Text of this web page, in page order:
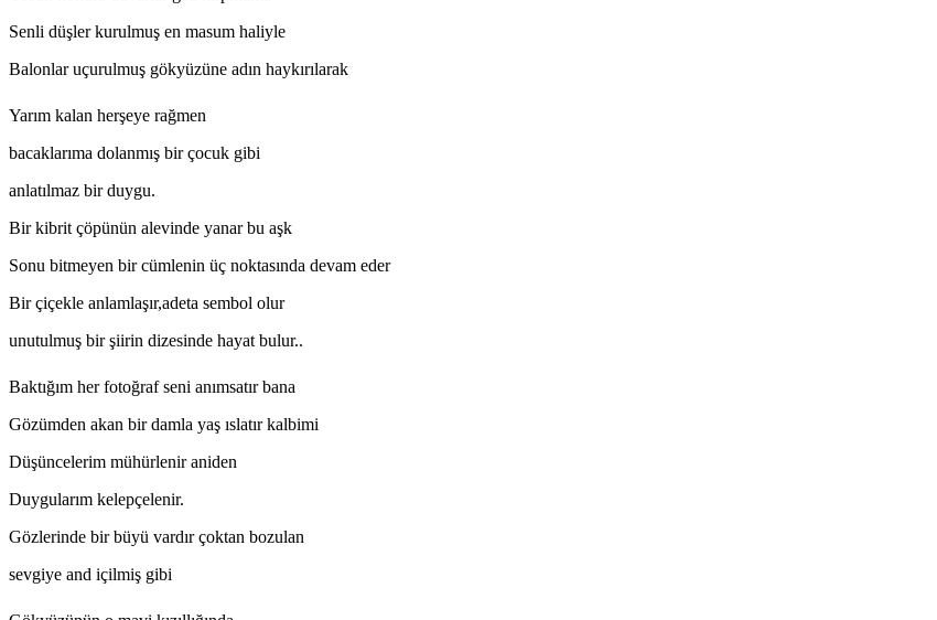
Senli düşler kurulmuş en masum haliyle
Balonlar uçurulmuş gökyüzüne adın haykırılarak
Yarım kalan herşeye rağmen
bacaklarıma dolanmış bir çocuk gibi
anlatılmaz bir duygu.
Bir kibrit çöpünün alevinde yanar bu aşk
Sonu bitmeyen bir cümlenin üç noktasında devam eder
Bir çiçekle anlamlaşır,adeta sembol olur
unutulmuş bir şiirin dizesinde hayat bulur..
Baktığım her fotoğraf seni anımsatır bana
Gözümden akan bir damla yaş ıslatır kalbimi
Düşüncelerim mühürlenir aniden
Duygularım kelepçelenir.
Gözlerinde bir büyü vardır çoktan bozulan
sevgiye and içilmiş gibi